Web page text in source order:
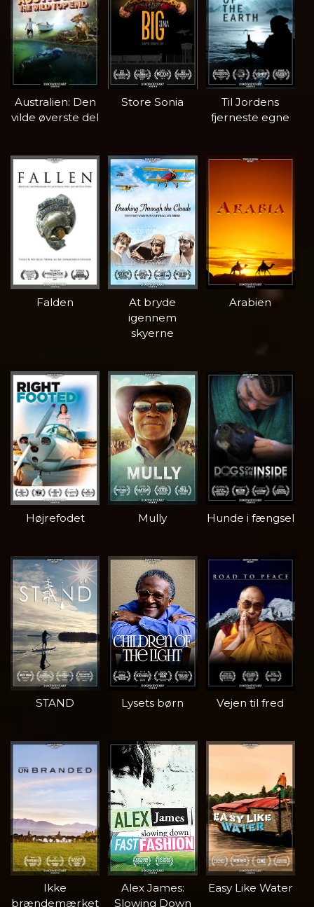
Australien: Den
vilde øverste del
Store Sonia
Til Jordens
fjerneste egne
Falden
At bryde
igennem
skyerne
Arabien
Højrefodet Mully Hunde i fængsel
STAND Lysets børn Vejen til fred
Ikke
brændemærket
Alex James:
Slowing Down
Easy Like Water